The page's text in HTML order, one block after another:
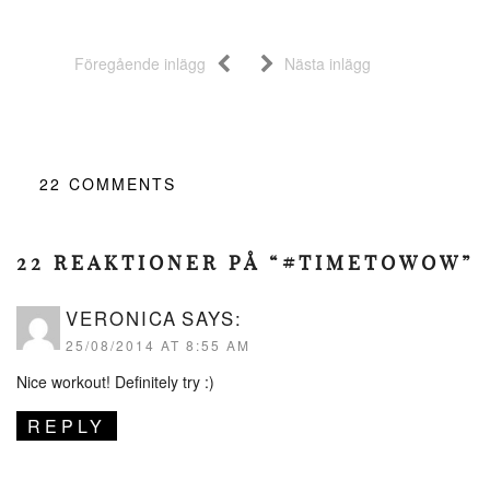
Föregående inlägg Nästa inlägg
22 COMMENTS
22 REAKTIONER PÅ “#TIMETOWOW”
VERONICA SAYS:
25/08/2014 AT 8:55 AM
Nice workout! Definitely try :)
REPLY